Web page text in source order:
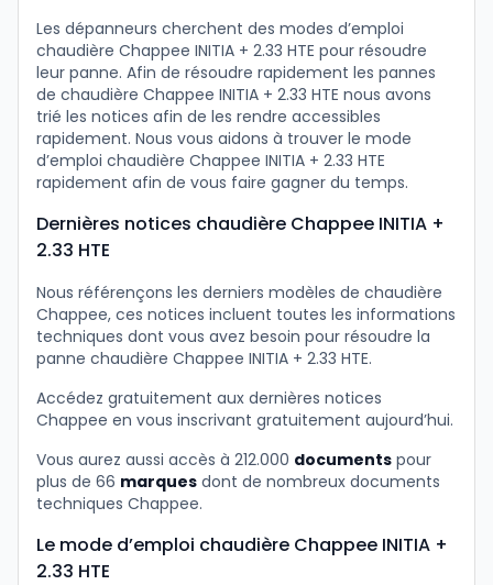
Les dépanneurs cherchent des modes d’emploi
chaudière Chappee INITIA + 2.33 HTE pour résoudre
leur panne. Afin de résoudre rapidement les pannes
de chaudière Chappee INITIA + 2.33 HTE nous avons
trié les notices afin de les rendre accessibles
rapidement. Nous vous aidons à trouver le mode
d’emploi chaudière Chappee INITIA + 2.33 HTE
rapidement afin de vous faire gagner du temps.
Dernières notices chaudière Chappee INITIA +
2.33 HTE
Nous référençons les derniers modèles de chaudière
Chappee, ces notices incluent toutes les informations
techniques dont vous avez besoin pour résoudre la
panne chaudière Chappee INITIA + 2.33 HTE.
Accédez gratuitement aux dernières notices
Chappee en vous inscrivant gratuitement aujourd’hui.
Vous aurez aussi accès à 212.000 documents pour
plus de 66 marques dont de nombreux documents
techniques Chappee.
Le mode d’emploi chaudière Chappee INITIA +
2.33 HTE